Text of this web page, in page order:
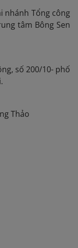
Tổng công
tâm Bông Sen
số 200/10- phố
Thảo